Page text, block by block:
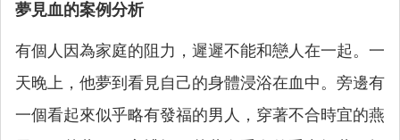
夢見血的案例分析
有個人因為家庭的阻力，遲遲不能和戀人在一起。一
天晚上，他夢到看見自己的身體浸浴在血中。旁邊有
一個看起來似乎略有發福的男人，穿著不合時宜的燕